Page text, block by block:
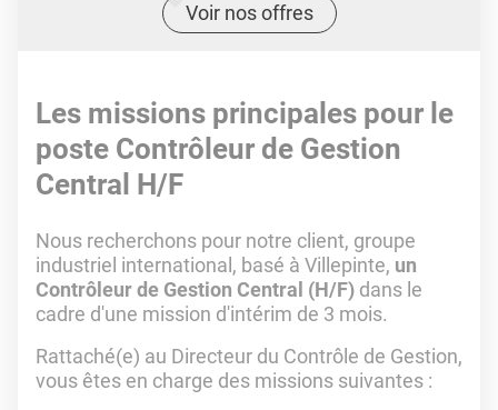
Voir nos offres
Les missions principales pour le
poste Contrôleur de Gestion
Central H/F
Nous recherchons pour notre client, groupe
industriel international, basé à Villepinte, un
Contrôleur de Gestion Central (H/F) dans le
cadre d'une mission d'intérim de 3 mois.
Rattaché(e) au Directeur du Contrôle de Gestion,
vous êtes en charge des missions suivantes :